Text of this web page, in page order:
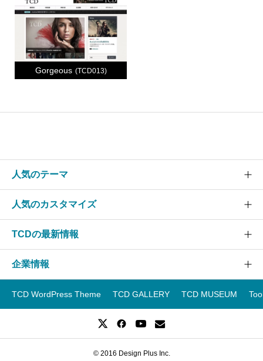
Gorgeous (TCD013)
人気のテーマ
SOLARIS
NANO
人気のカスタマイズ
グローバルメニュー
フッター
TCDの最新情報
TCDニュース
企業情報
運営会社
TCD WordPress Theme TCD GALLERY TCD MUSEUM
© 2016 Design Plus Inc.